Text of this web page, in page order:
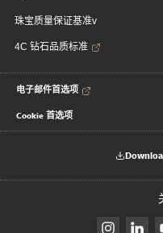
珠宝质量保证基准v
4C 钻石品质标准
电子邮件首选项
Cookie 首选项